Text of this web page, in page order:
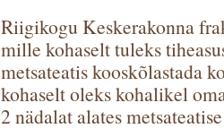
Riigikogu Keskerakonna
mille kohaselt tuleks
metsateatis kooskõlastada
kohaselt oleks kohalikel
2 nädalat alates